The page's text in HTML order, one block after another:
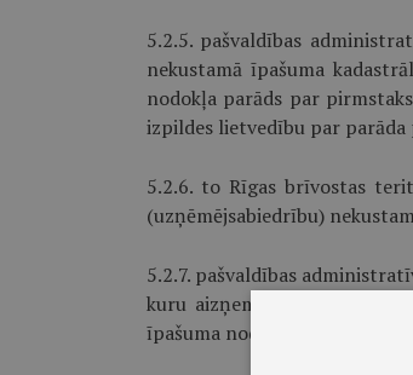
5.2.5. pašvaldības
nekustamā īpašuma
nodokļa parāds par
izpildes lietvedību par parāda
5.2.6. to Rīgas brīvostas
(uzņēmējsabiedrību)
5.2.7. pašvaldības
kuru aizņem jaunaudzes un
īpašuma nodokli" 1.panta